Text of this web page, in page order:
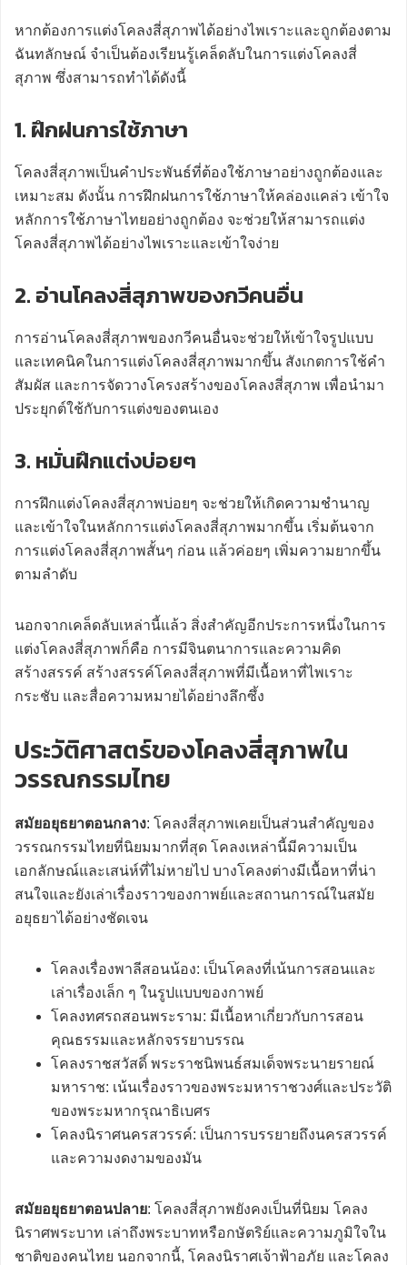
หากต้องการแต่งโคลงสี่สุภาพได้อย่างไพเราะและถูกต้องตาม
ฉันทลักษณ์ จำเป็นต้องเรียนรู้เคล็ดลับในการแต่งโคลงสี่
สุภาพ ซึ่งสามารถทำได้ดังนี้
1. ฝึกฝนการใช้ภาษา
โคลงสี่สุภาพเป็นคำประพันธ์ที่ต้องใช้ภาษาอย่างถูกต้องและ
เหมาะสม ดังนั้น การฝึกฝนการใช้ภาษาให้คล่องแคล่ว เข้าใจ
หลักการใช้ภาษาไทยอย่างถูกต้อง จะช่วยให้สามารถแต่ง
โคลงสี่สุภาพได้อย่างไพเราะและเข้าใจง่าย
2. อ่านโคลงสี่สุภาพของกวีคนอื่น
การอ่านโคลงสี่สุภาพของกวีคนอื่นจะช่วยให้เข้าใจรูปแบบ
และเทคนิคในการแต่งโคลงสี่สุภาพมากขึ้น สังเกตการใช้คำ
สัมผัส และการจัดวางโครงสร้างของโคลงสี่สุภาพ เพื่อนำมา
ประยุกต์ใช้กับการแต่งของตนเอง
3. หมั่นฝึกแต่งบ่อยๆ
การฝึกแต่งโคลงสี่สุภาพบ่อยๆ จะช่วยให้เกิดความชำนาญ
และเข้าใจในหลักการแต่งโคลงสี่สุภาพมากขึ้น เริ่มต้นจาก
การแต่งโคลงสี่สุภาพสั้นๆ ก่อน แล้วค่อยๆ เพิ่มความยากขึ้น
ตามลำดับ
นอกจากเคล็ดลับเหล่านี้แล้ว สิ่งสำคัญอีกประการหนึ่งในการ
แต่งโคลงสี่สุภาพก็คือ การมีจินตนาการและความคิด
สร้างสรรค์ สร้างสรรค์โคลงสี่สุภาพที่มีเนื้อหาที่ไพเราะ
กระชับ และสื่อความหมายได้อย่างลึกซึ้ง
ประวัติศาสตร์ของโคลงสี่สุภาพใน
วรรณกรรมไทย
สมัยอยุธยาตอนกลาง: โคลงสี่สุภาพเคยเป็นส่วนสำคัญของ
วรรณกรรมไทยที่นิยมมากที่สุด โคลงเหล่านี้มีความเป็น
เอกลักษณ์และเสน่ห์ที่ไม่หายไป บางโคลงต่างมีเนื้อหาที่น่า
สนใจและยังเล่าเรื่องราวของกาพย์และสถานการณ์ในสมัย
อยุธยาได้อย่างชัดเจน
โคลงเรื่องพาลีสอนน้อง: เป็นโคลงที่เน้นการสอนและ
เล่าเรื่องเล็ก ๆ ในรูปแบบของกาพย์
โคลงทศรถสอนพระราม: มีเนื้อหาเกี่ยวกับการสอน
คุณธรรมและหลักจรรยาบรรณ
โคลงราชสวัสดิ์ พระราชนิพนธ์สมเด็จพระนายรายณ์
มหาราช: เน้นเรื่องราวของพระมหาราชวงศ์และประวัติ
ของพระมหากรุณาธิเบศร
โคลงนิราศนครสวรรค์: เป็นการบรรยายถึงนครสวรรค์
และความงดงามของมัน
สมัยอยุธยาตอนปลาย: โคลงสี่สุภาพยังคงเป็นที่นิยม โคลง
นิราศพระบาท เล่าถึงพระบาทหรือกษัตริย์และความภูมิใจใน
ชาติของคนไทย นอกจากนี้, โคลงนิราศเจ้าฟ้าอภัย และโคลง